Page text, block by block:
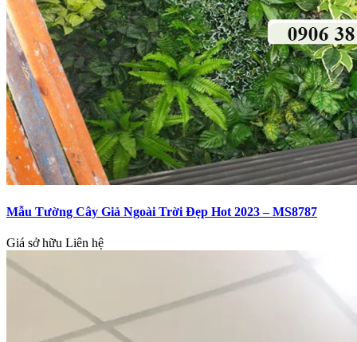
Mẫu Tường Cây Giả Ngoài Trời Đẹp Hot 2023 – MS8787
Giá sở hữu Liên hệ